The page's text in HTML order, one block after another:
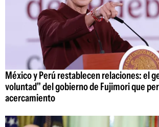
México y Perú restablecen relaciones: el
voluntad" del gobierno de Fujimori que
acercamiento